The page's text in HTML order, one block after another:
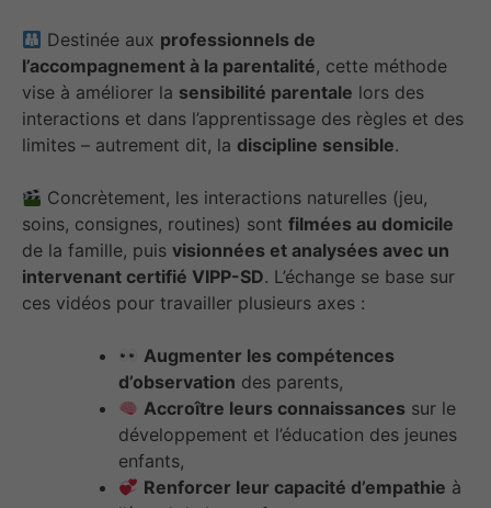
Destinée aux professionnels de
l’accompagnement à la parentalité, cette méthode
vise à améliorer la sensibilité parentale lors des
interactions et dans l’apprentissage des règles et des
limites – autrement dit, la discipline sensible.
Concrètement, les interactions naturelles (jeu,
soins, consignes, routines) sont filmées au domicile
de la famille, puis visionnées et analysées avec un
intervenant certifié VIPP-SD. L’échange se base sur
ces vidéos pour travailler plusieurs axes :
Augmenter les compétences
d’observation des parents,
Accroître leurs connaissances sur le
développement et l’éducation des jeunes
enfants,
Renforcer leur capacité d’empathie à